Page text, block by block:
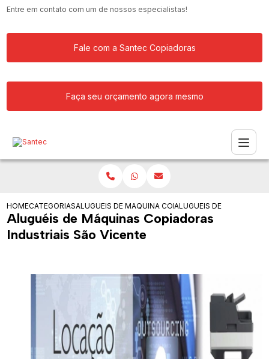
Entre em contato com um de nossos especialistas!
Fale com a Santec Copiadoras
Faça seu orçamento agora mesmo
HOMECATEGORIASALUGUEIS DE COPIADORASMAQUINA COPIADORA PROFISSIONAL
ALUGUEIS DE MAQUINAS
Aluguéis de Máquinas Copiadoras
Industriais São Vicente